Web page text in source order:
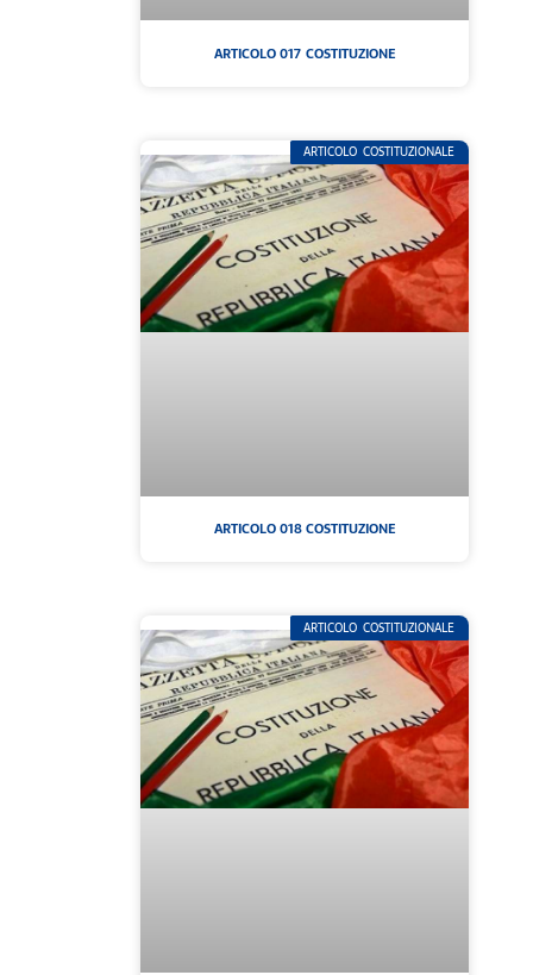
ARTICOLO 017 COSTITUZIONE
ARTICOLO COSTITUZIONALE
ARTICOLO 018 COSTITUZIONE
ARTICOLO COSTITUZIONALE